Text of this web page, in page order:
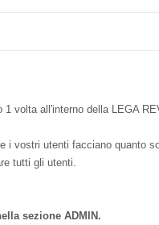
volta all'interno della LEGA
vostri utenti facciano quanto
tutti gli utenti.
sezione ADMIN.